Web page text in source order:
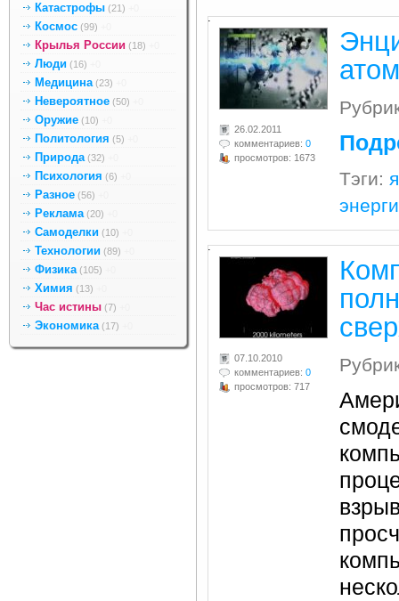
Катастрофы (21)
Космос (99)
Крылья России (18)
Люди (16)
Медицина (23)
Невероятное (50)
Оружие (10)
Политология (5)
Природа (32)
Психология (6)
Разное (56)
Реклама (20)
Самоделки (10)
Технологии (89)
Физика (105)
Химия (13)
Час истины (7)
Экономика (17)
.
26.02.2011
комментариев: 0
просмотров: 1673
Тэги:
.
07.10.2010
комментариев: 0
просмотров: 717